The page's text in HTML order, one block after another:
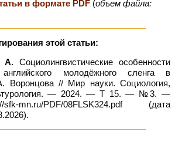
в формате PDF (объем файла:
этой статьи:
А. Социолингвистические особенности
английского молодёжного сленга в
// Мир науки. Социология,
— 2024. — Т 15. — №3. —
mn.ru/PDF/08FLSK324.pdf (дата